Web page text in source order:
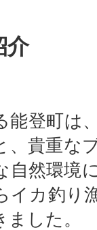
介
能登町は
、貴重な
自然環境
イカ釣り
した。